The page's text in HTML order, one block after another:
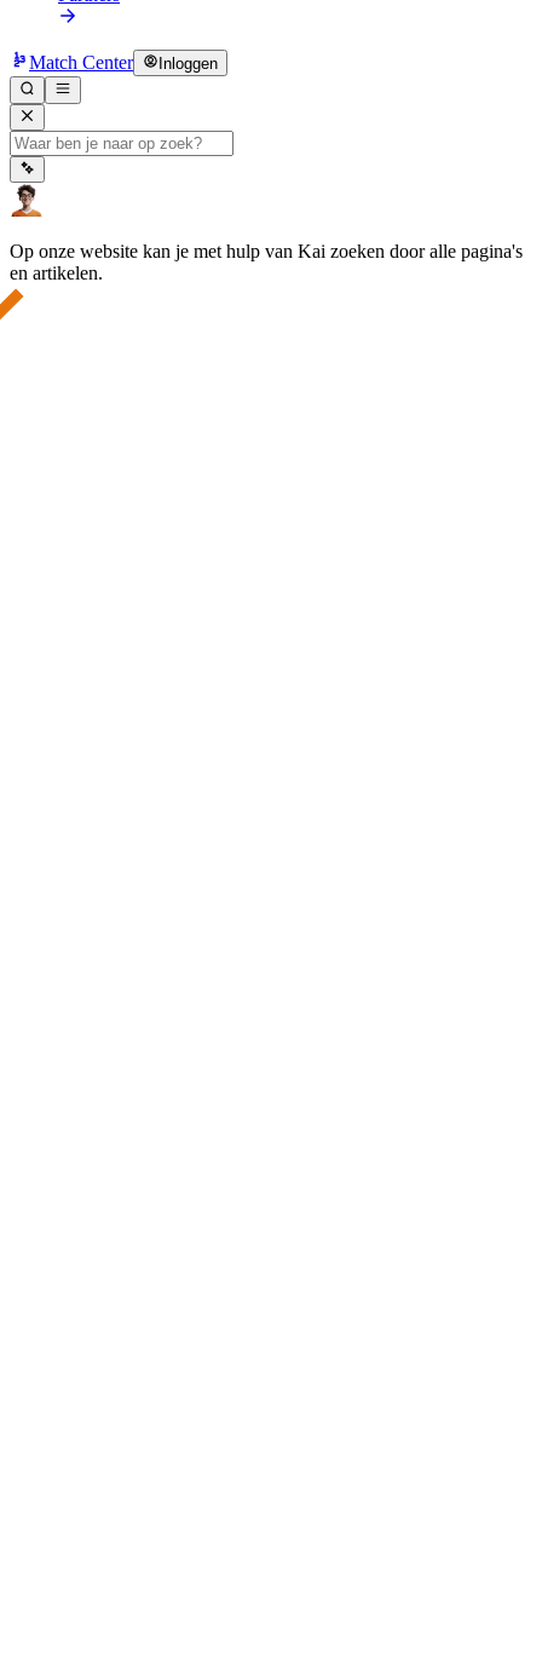
Match Center Inloggen
Op onze website kan je met hulp van Kai zoeken door alle pagina's
en artikelen.